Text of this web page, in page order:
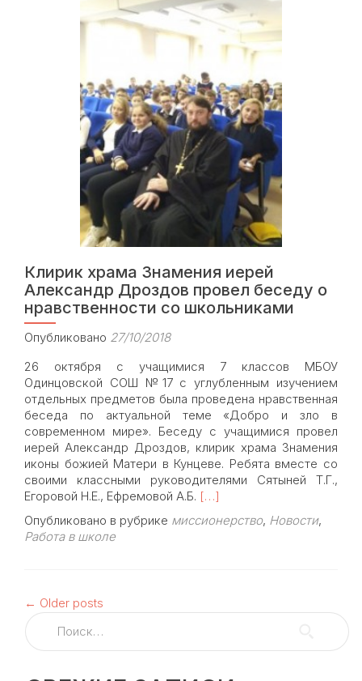
чтения
Западного
викариатства
Клирик храма Знамения иерей
Александр Дроздов провел беседу о
нравственности со школьниками
Опубликовано 27/10/2018
26 октября с учащимися 7 классов МБОУ
Одинцовской СОШ №17 с углубленным изучением
отдельных предметов была проведена нравственная
беседа по актуальной теме «Добро и зло в
современном мире». Беседу с учащимися провел
иерей Александр Дроздов, клирик храма Знамения
иконы божией Матери в Кунцеве. Ребята вместе со
своими классными руководителями Сятыней Т.Г.,
Егоровой Н.Е., Ефремовой А.Б. Read
about
Александр
[…]
Опубликовано в рубрике миссионерство, Новости,
Работа в школе
← Older posts
Найти: